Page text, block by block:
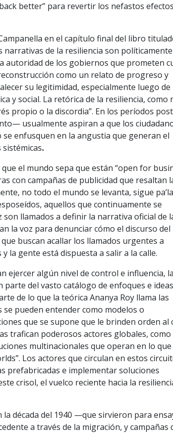
better” para revertir los nefastos
en el capítulo final del libro
narrativas de la resiliencia son políticamente
autoridad de los gobiernos que prometen
como un relato de progreso y
su legitimidad, especialmente luego de
y social. La retórica de la resiliencia, como
propio o la discordia”. En los períodos post
usualmente aspiran a que los
enfusquen en la angustia que generan el
.
el mundo sepa que están “open for
con campañas de publicidad que resaltan
no todo el mundo se levanta, sigue
aquellos que continuamente se
son llamados a definir la narrativa oficial de
la voz para denunciar cómo el discurso del
buscan acallar los llamados urgentes a
la gente está dispuesta a salir a la calle.
ejercer algún nivel de control e influencia,
del vasto catálogo de enfoques e
de lo que la teórica Ananya Roy llama las
se pueden entender como modelos o
que se supone que le brinden orden al
trafican poderosos actores globales, como
multinacionales que operan en lo que
Los actores que circulan en estos
prefabricadas e implementar soluciones
crisol, el vuelco reciente hacia la
década del 1940 —que sirvieron para
a través de la migración, y campañas